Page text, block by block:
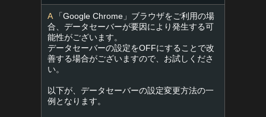
A「Google Chrome」ブラウザをご利用の場
合、データセーバーが要因により発生する可
能性がございます。
データセーバーの設定をOFFにすることで改
善する場合がございますので、お試しくださ
い。
以下が、データセーバーの設定変更方法の一
例となります。